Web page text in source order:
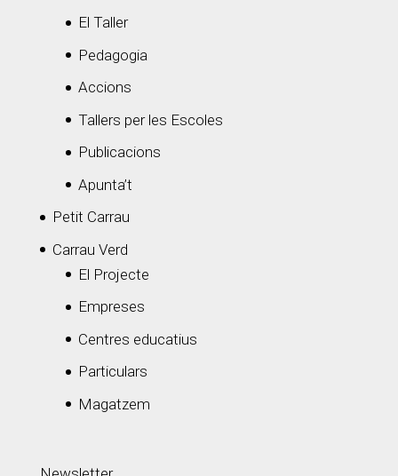
El Taller
Pedagogia
Accions
Tallers per les Escoles
Publicacions
Apunta’t
Petit Carrau
Carrau Verd
El Projecte
Empreses
Centres educatius
Particulars
Magatzem